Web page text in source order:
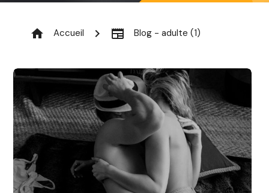
home Accueil chevron_right newspaper Blog - adulte (1)